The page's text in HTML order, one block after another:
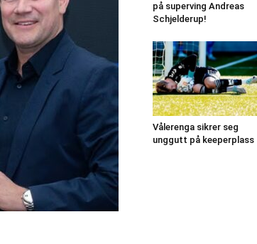
på superving Andreas
Schjelderup!
Vålerenga sikrer seg
unggutt på keeperplass